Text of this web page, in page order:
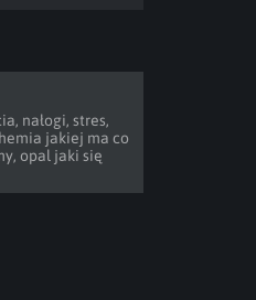
nałogi, stres,
jakiej ma co
opal jaki się